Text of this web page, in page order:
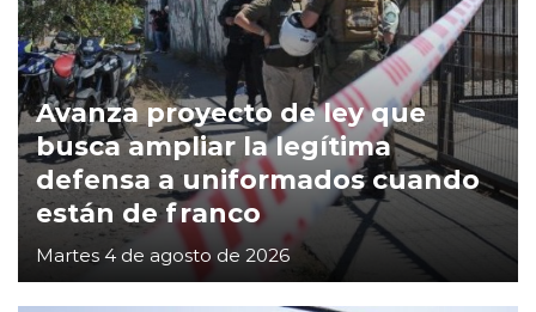
Avanza proyecto de ley que
busca ampliar la legítima
defensa a uniformados cuando
están de franco
Martes 4 de agosto de 2026